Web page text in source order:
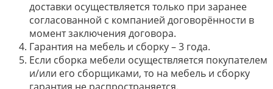
доставки осуществляется только при заранее
согласованной с компанией договорённости в
момент заключения договора.
Гарантия на мебель и сборку – 3 года.
Если сборка мебели осуществляется покупателем
и/или его сборщиками, то на мебель и сборку